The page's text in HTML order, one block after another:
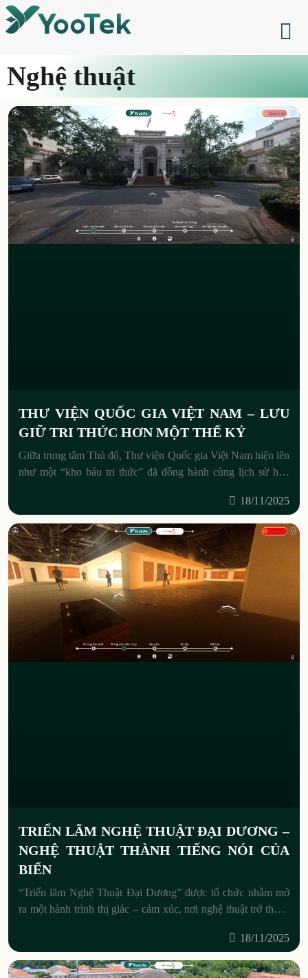
Nghệ thuật
THƯ VIỆN QUỐC GIA VIỆT NAM – LƯU
GIỮ TRI THỨC HƠN MỘT THẾ KỶ
Giữa trung tâm Thủ đô, Thư viện Quốc gia Việt Nam hiện lên
như một “kho báu tri thức” đã đồng hành cùng lịch sử hơn
18/11/2025
TRIỂN LÃM NGHỆ THUẬT ĐẠI DƯƠNG –
NGHỆ THUẬT THÀNH TIẾNG NÓI CỦA
BIỂN
“Triển lãm Nghệ Thuật Đại Dương” được tổ chức nhằm mở
ra một hành trình thị giác – cảm xúc, nơi nghệ thuật trở thành
18/11/2025